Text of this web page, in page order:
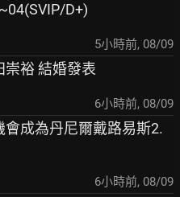
D+)
5小時前, 08/09
崇裕 結婚發表
6小時前, 08/09
會成為丹尼爾戴路易斯2.
6小時前, 08/09